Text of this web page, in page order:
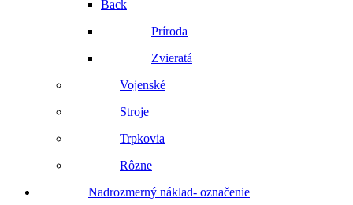
Back
Príroda
Zvieratá
Vojenské
Stroje
Trpkovia
Rôzne
Nadrozmerný náklad- označenie